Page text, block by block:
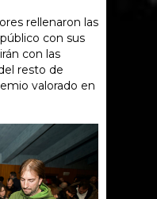
rellenaron las
con sus
con las
resto de
valorado en